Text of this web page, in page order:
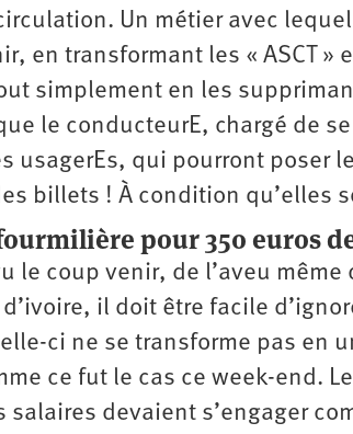
Un métier avec
en transformant les « ASCT »
simplement en les
le conducteurE, chargé de
usagerEs, qui pourront poser
billets ! À condition qu’elles
pour 350 euros
le coup venir, de l’aveu même
il doit être facile
ci ne se transforme pas en
ce fut le cas ce week-end.
salaires devaient s’engager